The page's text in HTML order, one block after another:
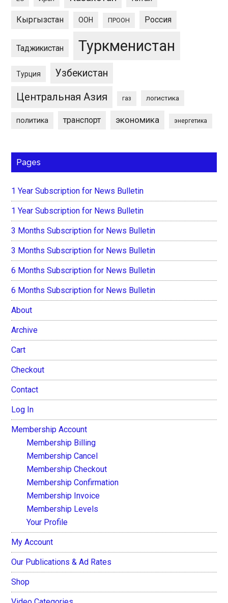
Кыргызстан ООН ПРООН Россия
Таджикистан Туркменистан
Турция Узбекистан
Центральная Азия газ логистика
политика транспорт экономика энергетика
Pages
1 Year Subscription for News Bulletin
1 Year Subscription for News Bulletin
3 Months Subscription for News Bulletin
3 Months Subscription for News Bulletin
6 Months Subscription for News Bulletin
6 Months Subscription for News Bulletin
About
Archive
Cart
Checkout
Contact
Log In
Membership Account
Membership Billing
Membership Cancel
Membership Checkout
Membership Confirmation
Membership Invoice
Membership Levels
Your Profile
My Account
Our Publications & Ad Rates
Shop